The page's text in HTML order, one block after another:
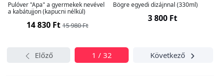
Pulóver "Apa" a gyermekek nevével
a kabátujjon (kapucni nélkül)
14 830 Ft 15 980 Ft
Bögre egyedi dizájnnal (330ml)
3 800 Ft
Előző 1 / 32 Következő